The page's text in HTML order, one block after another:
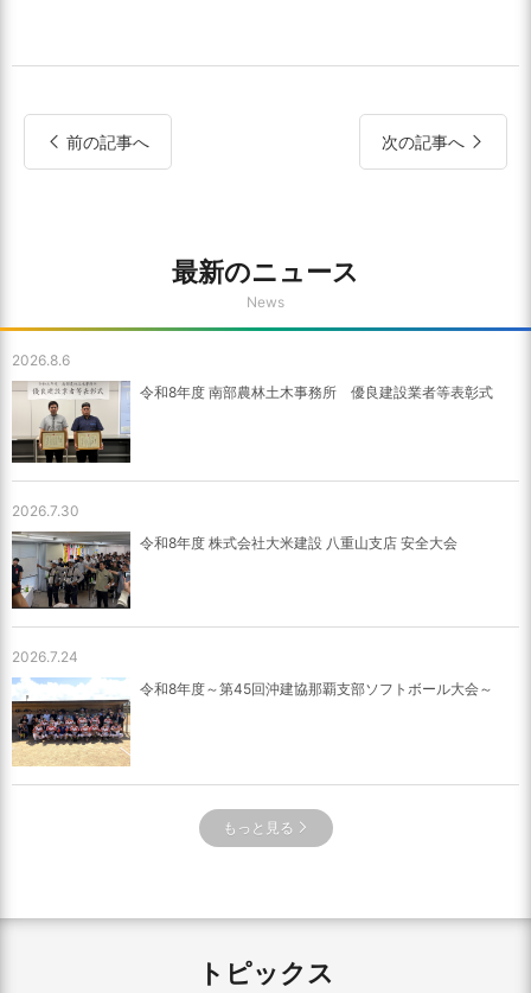
前の記事へ 次の記事へ
最新のニュース
News
2026.8.6
令和8年度 南部農林土木事務所 優良建設業者等表彰式
2026.7.30
令和8年度 株式会社大米建設 八重山支店 安全大会
2026.7.24
令和8年度～第45回沖建協那覇支部ソフトボール大会～
もっと見る
トピックス